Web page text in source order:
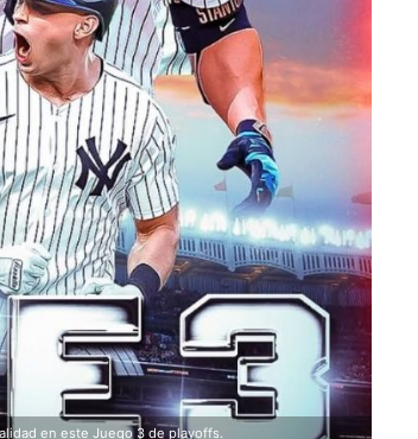
en este Juego 3 de playoffs.